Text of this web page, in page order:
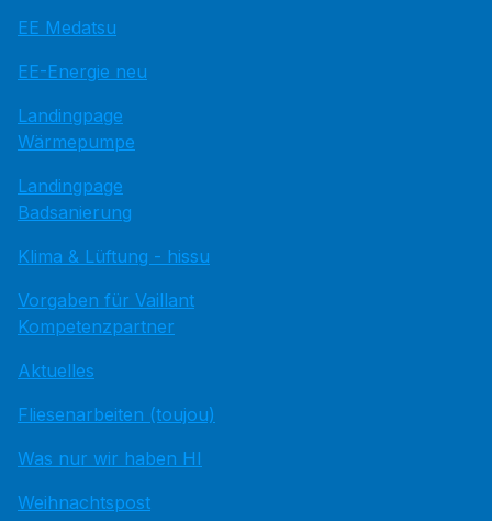
EE Medatsu
EE-Energie neu
Landingpage
Wärmepumpe
Landingpage
Badsanierung
Klima & Lüftung - hissu
Vorgaben für Vaillant
Kompetenzpartner
Aktuelles
Fliesenarbeiten (toujou)
Was nur wir haben HI
Weihnachtspost